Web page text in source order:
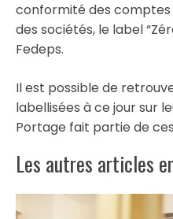
conformité des comptes
des sociétés, le label
Fedeps.
Il est possible de
labellisées à ce jour sur
Portage fait partie de
Les autres articles